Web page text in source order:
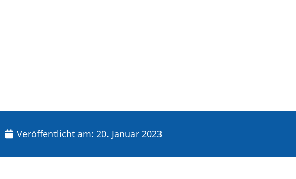
Veröffentlicht am: 20. Januar 2023